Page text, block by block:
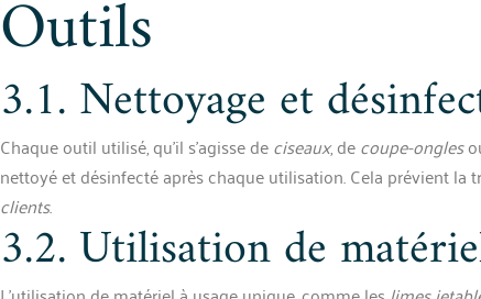
Outils
3.1. Nettoyage et
Chaque outil utilisé, qu’il s’agisse deciseaux, decoupe-ongles
nettoyé et désinfecté après chaque utilisation. Cela prévient la
clients.
3.2. Utilisation de